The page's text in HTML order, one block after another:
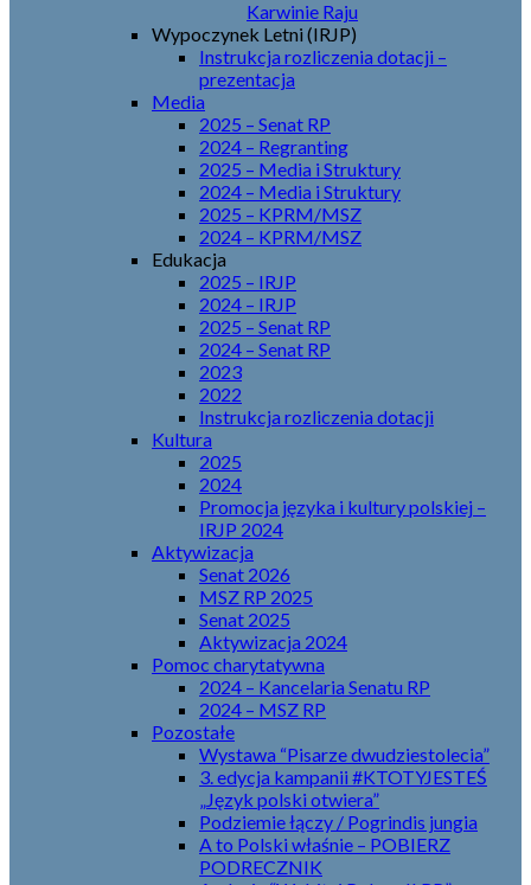
Karwinie Raju
Wypoczynek Letni (IRJP)
Instrukcja rozliczenia dotacji –
prezentacja
Media
2025 – Senat RP
2024 – Regranting
2025 – Media i Struktury
2024 – Media i Struktury
2025 – KPRM/MSZ
2024 – KPRM/MSZ
Edukacja
2025 – IRJP
2024 – IRJP
2025 – Senat RP
2024 – Senat RP
2023
2022
Instrukcja rozliczenia dotacji
Kultura
2025
2024
Promocja języka i kultury polskiej –
IRJP 2024
Aktywizacja
Senat 2026
MSZ RP 2025
Senat 2025
Aktywizacja 2024
Pomoc charytatywna
2024 – Kancelaria Senatu RP
2024 – MSZ RP
Pozostałe
Wystawa “Pisarze dwudziestolecia”
3. edycja kampanii #KTOTYJESTEŚ
„Język polski otwiera”
Podziemie łączy / Pogrindis jungia
A to Polski właśnie – POBIERZ
PODRECZNIK